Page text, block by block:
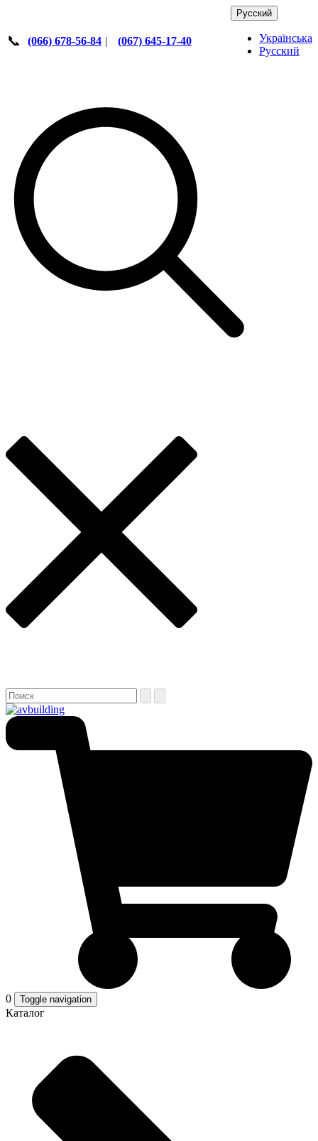
📞 (066) 678-56-84 | (067) 645-17-40
Русский
Українська
Русский
0 Toggle navigation
Каталог